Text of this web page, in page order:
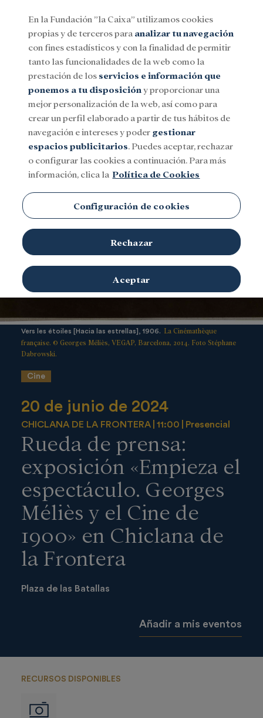
Menu
SocialInvestigación y becasCultura
Vers les étoiles [Hacia las estrellas], 1906. La Cinémathèque
française. © Georges Méliès, VEGAP, Barcelona, 2014. Foto Stéphane
Dabrowski.
Cine
20 de junio de 2024
CHICLANA DE LA FRONTERA 11:00 Presencial
Rueda de prensa:
exposición «Empieza el
espectáculo. Georges
Méliès y el Cine de
1900» en Chiclana de
la Frontera
Plaza de las Batallas
Añadir a mis eventos
RECURSOS DISPONIBLES
Imágenes
En la Fundación ”la Caixa” utilizamos cookies
propias y de terceros para analizar tu navegación
con fines estadísticos y con la finalidad de permitir
tanto las funcionalidades de la web como la
prestación de los servicios e información que
ponemos a tu disposición y proporcionar una
mejor personalización de la web, así como para
crear un perfil elaborado a partir de tus hábitos de
navegación e intereses y poder gestionar
espacios publicitarios. Puedes aceptar, rechazar
o configurar las cookies a continuación. Para más
información, clica la Política de Cookies
Configuración de cookies
Rechazar
Aceptar